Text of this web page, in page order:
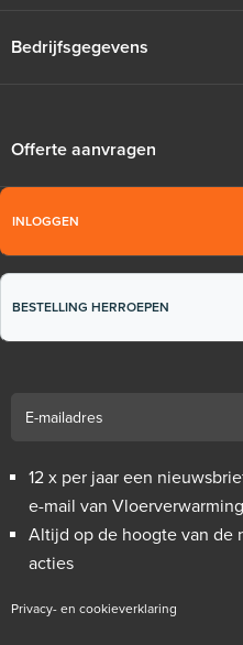
Bedrijfsgegevens
Offerte aanvragen
INLOGGEN
BESTELLING HERROEPEN
12 x per jaar een
e-mail van
Altijd op de hoogte van de
acties
Privacy- en cookieverklaring